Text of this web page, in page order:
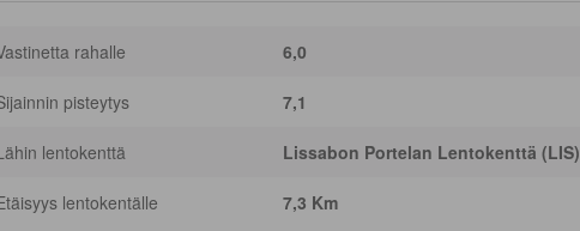
rahalle 6,0
pisteytys 7,1
lentokenttä Lissabon Portelan Lentokenttä (LIS)
lentokentälle 7,3 Km